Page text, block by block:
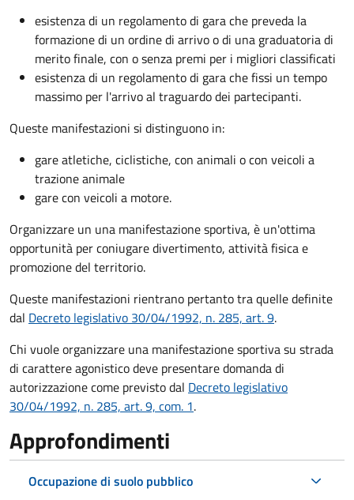
esistenza di un regolamento di gara che preveda la
formazione di un ordine di arrivo o di una graduatoria di
merito finale, con o senza premi per i migliori classificati
esistenza di un regolamento di gara che fissi un tempo
massimo per l'arrivo al traguardo dei partecipanti.
Queste manifestazioni si distinguono in:
gare atletiche, ciclistiche, con animali o con veicoli a
trazione animale
gare con veicoli a motore.
Organizzare un una manifestazione sportiva, è un'ottima
opportunità per coniugare divertimento, attività fisica e
promozione del territorio.
Queste manifestazioni rientrano pertanto tra quelle definite
dal Decreto legislativo 30/04/1992, n. 285, art. 9.
Chi vuole organizzare una manifestazione sportiva su strada
di carattere agonistico deve presentare domanda di
autorizzazione come previsto dal Decreto legislativo
30/04/1992, n. 285, art. 9, com. 1.
Approfondimenti
Occupazione di suolo pubblico